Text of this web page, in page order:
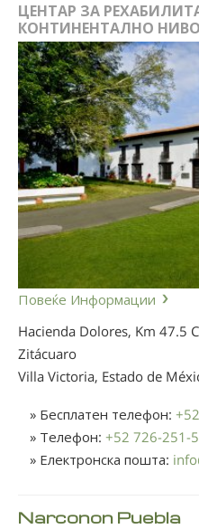
ЦЕНТАР ЗА
КОНТИНЕНТАЛНО НИВО
Повеќе Информации
Hacienda Dolores, Km 47.5
Zitácuaro
Villa Victoria, Estado de
» Бесплатен телефон:
» Телефон: +52 726-251-
» Електронска пошта: info
Narconon Puebla